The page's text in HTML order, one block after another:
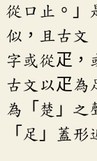
從口止。」
似，且古文
字或從疋，
古文以疋為
為「楚」之
「足」蓋形